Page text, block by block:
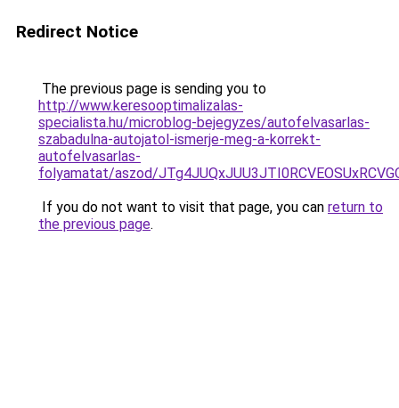
Redirect Notice
The previous page is sending you to
http://www.keresooptimalizalas-
specialista.hu/microblog-bejegyzes/autofelvasarlas-
szabadulna-autojatol-ismerje-meg-a-korrekt-
autofelvasarlas-
folyamatat/aszod/
If you do not want to visit that page, you can return to
the previous page.